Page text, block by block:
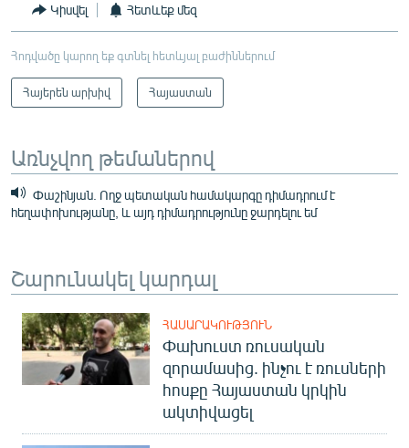
Կիսվել Հետևեք մեզ
Հոդվածը կարող եք գտնել հետևյալ բաժիններում
Հայերեն արխիվ Հայաստան
Առնչվող թեմաներով
Փաշինյան. Ողջ պետական համակարգը դիմադրում է
հեղափոխությանը, և այդ դիմադրությունը ջարդելու եմ
Շարունակել կարդալ
ՀԱՍԱՐԱԿՈՒԹՅՈՒՆ
Փախուստ ռուսական
զորամասից. ինչու է ռուսների
հոսքը Հայաստան կրկին
ակտիվացել